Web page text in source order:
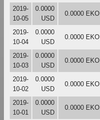
2019-
10-05
0.0000
USD
0.0000 EKO
2019-
10-04
0.0000
USD
0.0000 EKO
2019-
10-03
0.0000
USD
0.0000 EKO
2019-
10-02
0.0000
USD
0.0000 EKO
2019-
10-01
0.0000
USD
0.0000 EKO